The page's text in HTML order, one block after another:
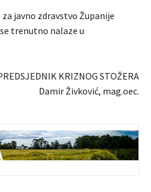
javno zdravstvo Županije
trenutno nalaze u
KRIZNOG STOŽERA
Damir Živković, mag.oec.